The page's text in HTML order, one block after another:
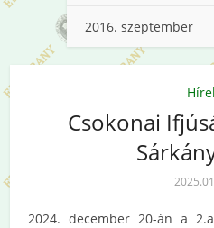
2016. szeptember
Csokonai
2024. december 20-án a